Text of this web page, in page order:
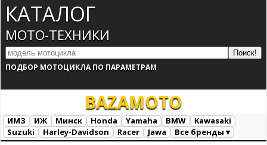
КАТАЛОГ
МОТО-ТЕХНИКИ
ПОДБОР МОТОЦИКЛА ПО ПАРАМЕТРАМ
BAZAMOTO
ИМЗ ИЖ Минск Honda Yamaha BMW
Kawasaki
Suzuki
Harley-Davidson Racer Jawa
Все бренды ▾